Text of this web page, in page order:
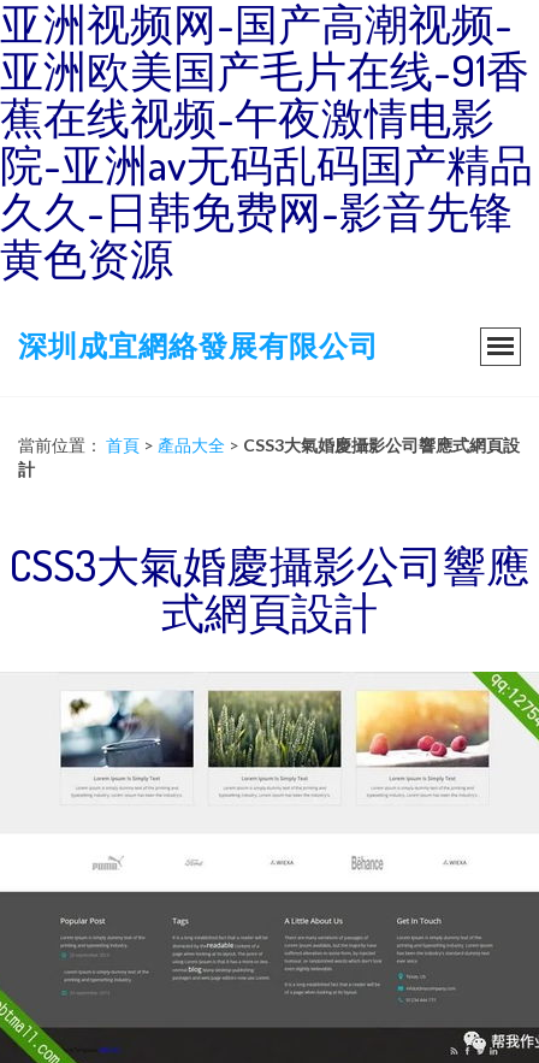
亚洲视频网-国产高潮视频-
亚洲欧美国产毛片在线-91香
蕉在线视频-午夜激情电影
院-亚洲av无码乱码国产精品
久久-日韩免费网-影音先锋
黄色资源
深圳成宜網絡發展有限公司
當前位置： 首頁 > 產品大全 > CSS3大氣婚慶攝影公司響應式網頁設
計
CSS3大氣婚慶攝影公司響應
式網頁設計